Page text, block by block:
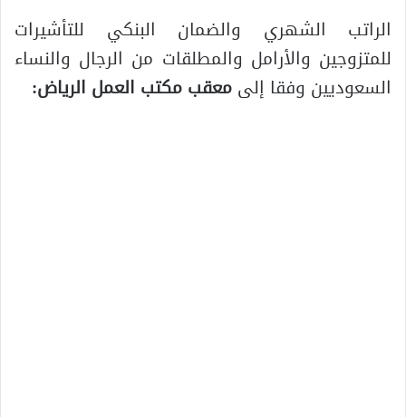
الراتب الشهري والضمان البنكي للتأشيرات
للمتزوجين والأرامل والمطلقات من الرجال والنساء
السعوديين وفقا إلىمعقب مكتب العمل الرياض: